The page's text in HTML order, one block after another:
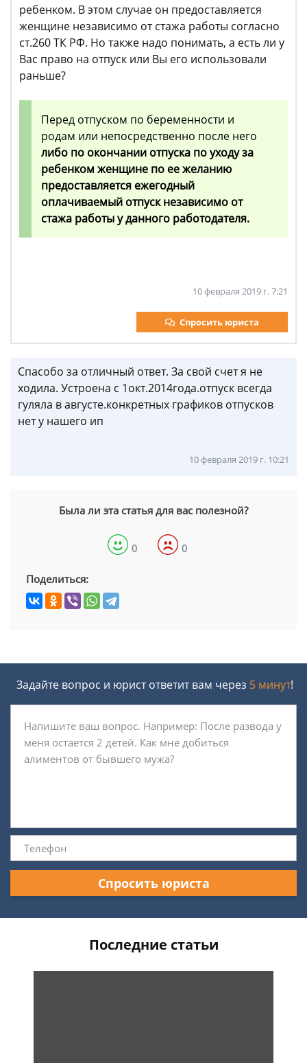
ребенком. В этом случае он предоставляется
женщине независимо от стажа работы согласно
ст.260 ТК РФ. Но также надо понимать, а есть ли у
Вас право на отпуск или Вы его использовали
раньше?
Перед отпуском по беременности и
родам или непосредственно после него
либо по окончании отпуска по уходу за
ребенком женщине по ее желанию
предоставляется ежегодный
оплачиваемый отпуск независимо от
стажа работы у данного работодателя.
10 февраля 2019 г. 7:21
Спросить юриста
Спасобо за отличный ответ. За свой счет я не
ходила. Устроена с 1окт.2014года.отпуск всегда
гуляла в августе.конкретных графиков отпусков
нет у нашего ип
10 февраля 2019 г. 10:21
Была ли эта статья для вас полезной?
0 0
Поделиться:
Задайте вопрос и юрист ответит вам через 5 минут!
Спросить юриста
Последние статьи